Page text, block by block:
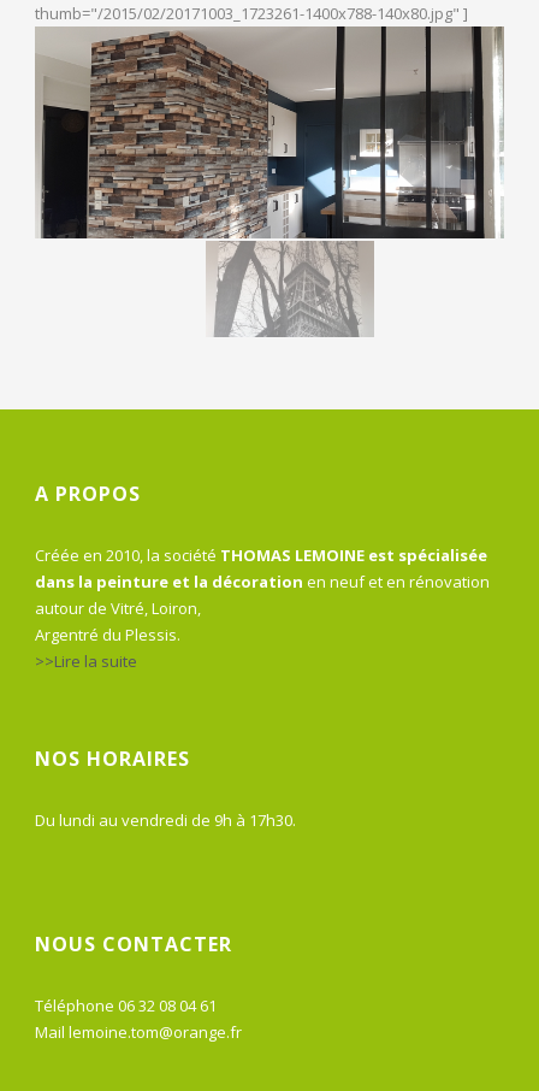
thumb="/2015/02/20171003_1723261-1400x788-140x80.jpg" ]
A PROPOS
Créée en 2010, la société THOMAS LEMOINE est spécialisée
dans la peinture et la décoration en neuf et en rénovation
autour de Vitré, Loiron,
Argentré du Plessis.
>>Lire la suite
NOS HORAIRES
Du lundi au vendredi de 9h à 17h30.
NOUS CONTACTER
Téléphone 06 32 08 04 61
Mail lemoine.tom@orange.fr